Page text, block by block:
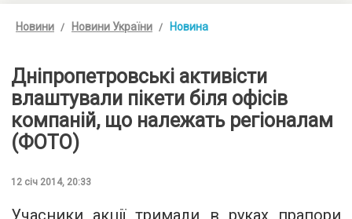
Новини Новини України Новина
Дніпропетровські активісти
влаштували пікети біля офісів
компаній, що належать регіоналам
(ФОТО)
12 січ 2014, 20:33
Учасники акції тримали в руках прапори